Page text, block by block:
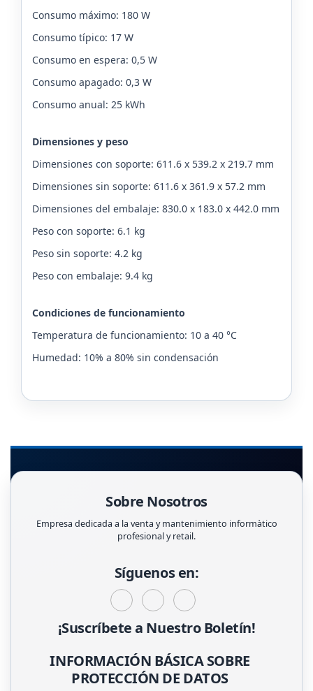
Consumo máximo: 180 W
Consumo típico: 17 W
Consumo en espera: 0,5 W
Consumo apagado: 0,3 W
Consumo anual: 25 kWh
Dimensiones y peso
Dimensiones con soporte: 611.6 x 539.2 x 219.7 mm
Dimensiones sin soporte: 611.6 x 361.9 x 57.2 mm
Dimensiones del embalaje: 830.0 x 183.0 x 442.0 mm
Peso con soporte: 6.1 kg
Peso sin soporte: 4.2 kg
Peso con embalaje: 9.4 kg
Condiciones de funcionamiento
Temperatura de funcionamiento: 10 a 40 °C
Humedad: 10% a 80% sin condensación
Sobre Nosotros
Empresa dedicada a la venta y mantenimiento informàtico
profesional y retail.
Síguenos en:
¡Suscríbete a Nuestro Boletín!
INFORMACIÓN BÁSICA SOBRE
PROTECCIÓN DE DATOS